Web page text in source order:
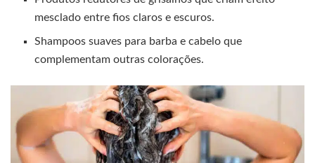
mesclado entre fios claros e escuros.
Shampoos suaves para barba e cabelo que
complementam outras colorações.